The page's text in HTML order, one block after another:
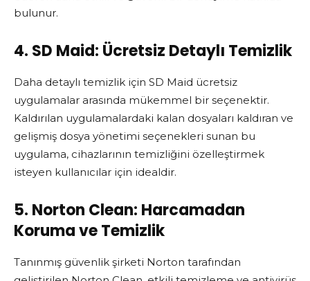
bulunur.
4. SD Maid: Ücretsiz Detaylı Temizlik
Daha detaylı temizlik için SD Maid ücretsiz
uygulamalar arasında mükemmel bir seçenektir.
Kaldırılan uygulamalardaki kalan dosyaları kaldıran ve
gelişmiş dosya yönetimi seçenekleri sunan bu
uygulama, cihazlarının temizliğini özelleştirmek
isteyen kullanıcılar için idealdir.
5. Norton Clean: Harcamadan
Koruma ve Temizlik
Tanınmış güvenlik şirketi Norton tarafından